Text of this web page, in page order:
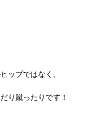
ップではなく、
り蹴ったりです！